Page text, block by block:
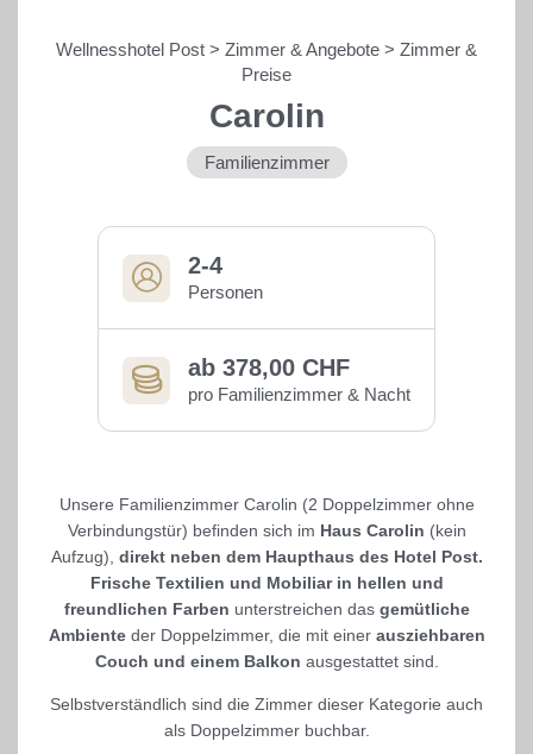
Wellnesshotel Post > Zimmer & Angebote > Zimmer &
Preise
Carolin
Familienzimmer
2-4
Personen
ab 378,00 CHF
pro Familienzimmer & Nacht
Unsere Familienzimmer Carolin (2 Doppelzimmer ohne
Verbindungstür) befinden sich im Haus Carolin (kein
Aufzug), direkt neben dem Haupthaus des Hotel Post.
Frische Textilien und Mobiliar in hellen und
freundlichen Farben unterstreichen das gemütliche
Ambienteder Doppelzimmer, die mit einer ausziehbaren
Couch und einem Balkon ausgestattet sind.
Selbstverständlich sind die Zimmer dieser Kategorie auch
als Doppelzimmer buchbar.
Genuss & Unterhaltung
Shopping
Sport & Outdoor
DIE HANGL-WELT AUF EINEN BLICK